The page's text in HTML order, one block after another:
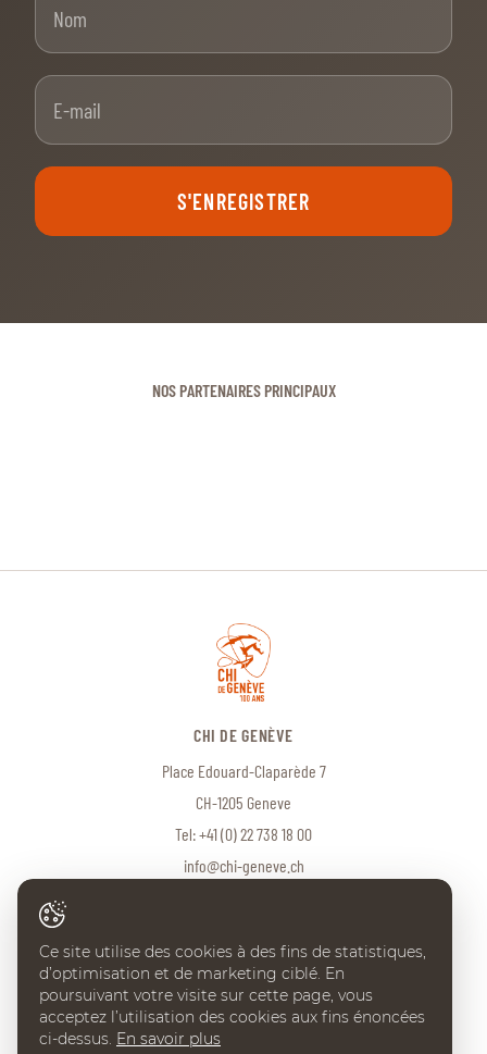
S'ENREGISTRER
NOS PARTENAIRES PRINCIPAUX
CHI DE GENÈVE
Place Edouard-Claparède 7
CH-1205 Geneve
Tel:+41 (0) 22 738 18 00
info@chi-geneve.ch
© 2026 CHI de Genève. Tous droits réservés
Created with♥byArtionet· Generated with IceCube2.Net
Ce site utilise des cookies à des fins de statistiques,
d’optimisation et de marketing ciblé. En
poursuivant votre visite sur cette page, vous
acceptez l’utilisation des cookies aux fins énoncées
ci-dessus. En savoir plus